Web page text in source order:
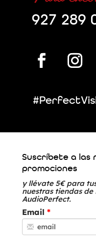
927 289
Suscríbete a las
promociones
y llévate 5€ para
nuestras tiendas de
AudioPerfect.
Email